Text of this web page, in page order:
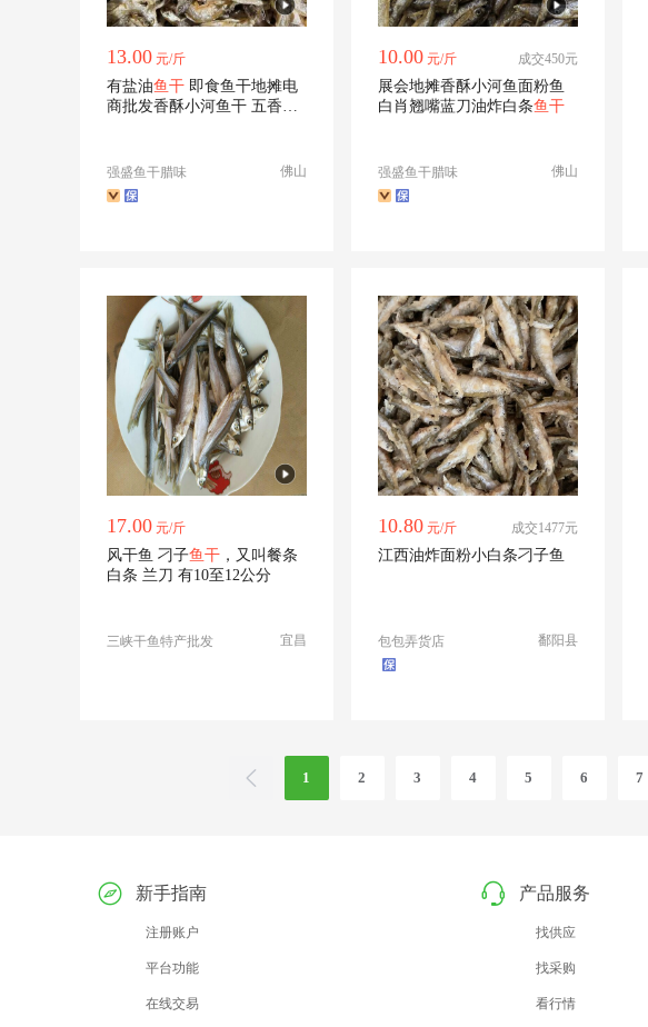
13.00 元/斤
有盐油鱼干 即食鱼干地摊电
商批发香酥小河鱼干 五香味
强盛鱼干腊味 佛山
10.00 元/斤 成交450元
展会地摊香酥小河鱼面粉鱼
白肖翘嘴蓝刀油炸白条鱼干
强盛鱼干腊味 佛山
17.00 元/斤
风干鱼 刁子鱼干 ，又叫餐条
白条 兰刀 有10至12公分
三峡干鱼特产批发 宜昌
10.80 元/斤 成交1477元
江西油炸面粉小白条刁子鱼
包包弄货店 鄱阳县
1 2 3 4 5 6 7
新手指南
注册账户
平台功能
在线交易
产品服务
找供应
找采购
看行情